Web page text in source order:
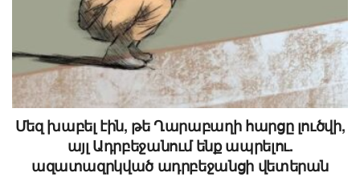
Մեզ խաբել էին, թե Ղարաբաղի հարցը լուծվի,
այլ Ադրբեջանում ենք ապրելու.
ազատազրկված ադրբեջանցի վետերան